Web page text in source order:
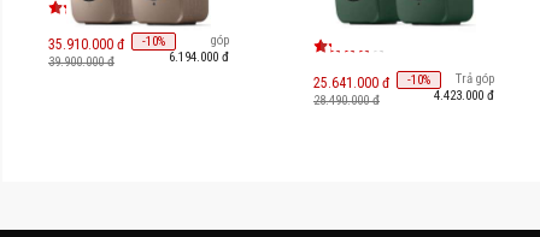
35.910.000 đ -10%
39.900.000 đ
Trả góp
6.194.000 đ
25.641.000 đ -10%
28.490.000 đ
Trả góp
4.423.000 đ